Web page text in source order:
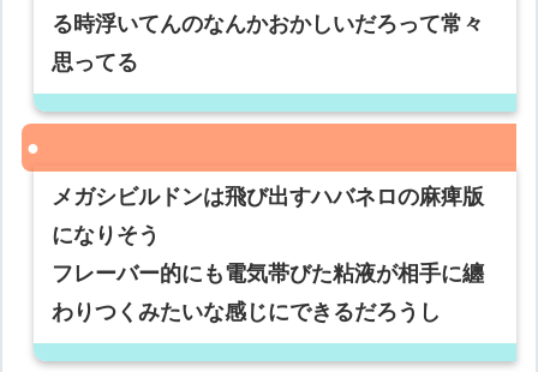
る時浮いてんのなんかおかしいだろって常々
思ってる
メガシビルドンは飛び出すハバネロの麻痺版
になりそう
フレーバー的にも電気帯びた粘液が相手に纏
わりつくみたいな感じにできるだろうし